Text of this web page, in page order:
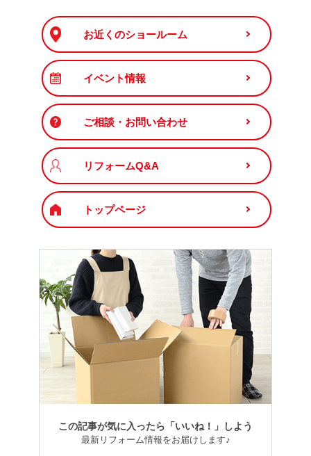
お近くのショールーム
イベント情報
ご相談・お問い合わせ
リフォームQ&A
トップページ
この記事が気に入ったら「いいね！」しよう
最新リフォーム情報をお届けします♪